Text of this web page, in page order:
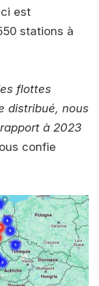
est
stations à
flottes
distribué, nous
à 2023
confie